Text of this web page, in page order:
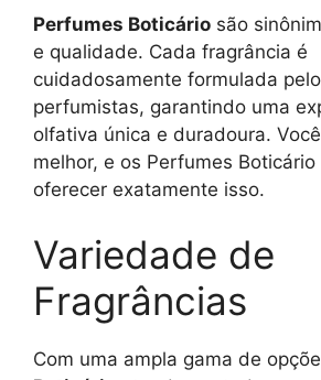
Perfumes Boticário são
e qualidade. Cada fragrância é
cuidadosamente formulada
perfumistas, garantindo uma
olfativa única e duradoura.
melhor, e os Perfumes
oferecer exatamente isso.
Variedade de
Fragrâncias
Com uma ampla gama de